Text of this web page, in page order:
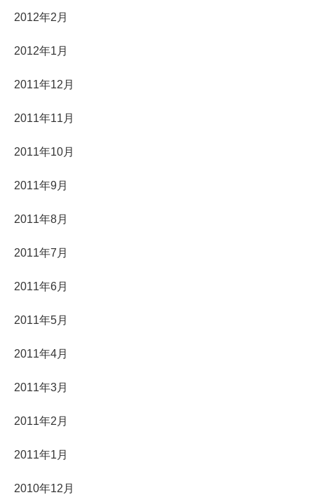
2012年2月
2012年1月
2011年12月
2011年11月
2011年10月
2011年9月
2011年8月
2011年7月
2011年6月
2011年5月
2011年4月
2011年3月
2011年2月
2011年1月
2010年12月